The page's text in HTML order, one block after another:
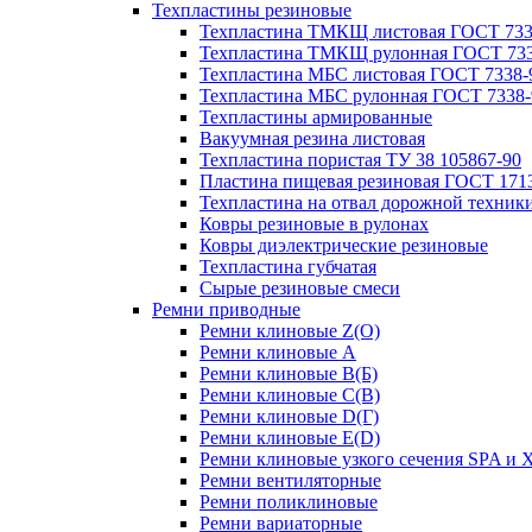
Техпластины резиновые
Техпластина ТМКЩ листовая ГОСТ
Техпластина ТМКЩ рулонная ГОСТ
Техпластина МБС листовая ГОСТ 7338-
Техпластина МБС рулонная ГОСТ
Техпластины армированные
Вакуумная резина листовая
Техпластина пористая ТУ 38 105867-90
Пластина пищевая резиновая ГОСТ
Техпластина на отвал дорожной
Ковры резиновые в рулонах
Ковры диэлектрические резиновые
Техпластина губчатая
Сырые резиновые смеси
Ремни приводные
Ремни клиновые Z(О)
Ремни клиновые A
Ремни клиновые B(Б)
Ремни клиновые C(В)
Ремни клиновые D(Г)
Ремни клиновые Е(D)
Ремни клиновые узкого сечения SPA и
Ремни вентиляторные
Ремни поликлиновые
Ремни вариаторные